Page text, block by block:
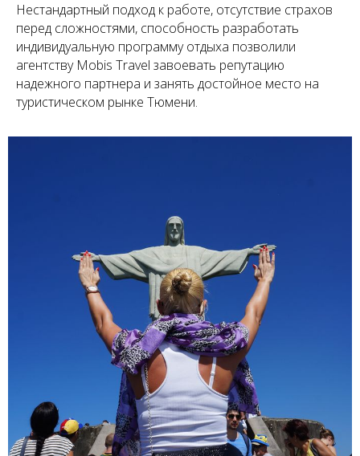
Нестандартный подход к работе, отсутствие страхов
перед сложностями, способность разработать
индивидуальную программу отдыха позволили
агентству Mobis Travel завоевать репутацию
надежного партнера и занять достойное место на
туристическом рынке Тюмени.